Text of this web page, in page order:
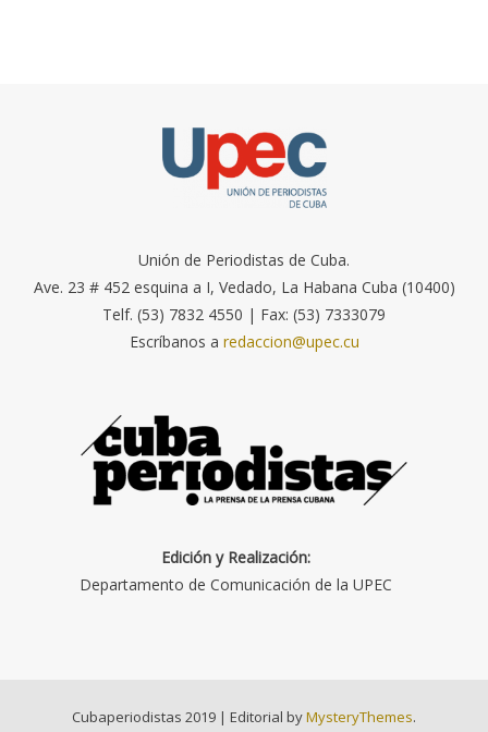
Unión de Periodistas de Cuba.
Ave. 23 # 452 esquina a I, Vedado, La Habana Cuba (10400)
Telf. (53) 7832 4550 | Fax: (53) 7333079
Escríbanos a redaccion@upec.cu
Edición y Realización:
Departamento de Comunicación de la UPEC
Cubaperiodistas 2019 | Editorial byMysteryThemes.